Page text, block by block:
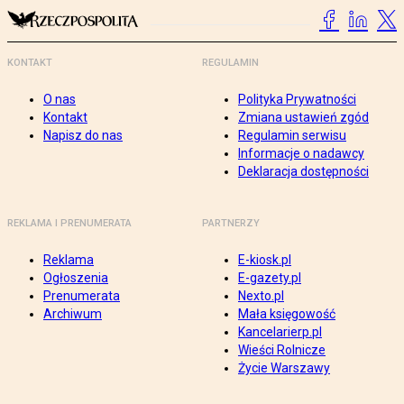
KONTAKT
O nas
Kontakt
Napisz do nas
REGULAMIN
Polityka Prywatności
Zmiana ustawień zgód
Regulamin serwisu
Informacje o nadawcy
Deklaracja dostępności
REKLAMA I PRENUMERATA
Reklama
Ogłoszenia
Prenumerata
Archiwum
PARTNERZY
E-kiosk.pl
E-gazety.pl
Nexto.pl
Mała księgowość
Kancelarierp.pl
Wieści Rolnicze
Życie Warszawy